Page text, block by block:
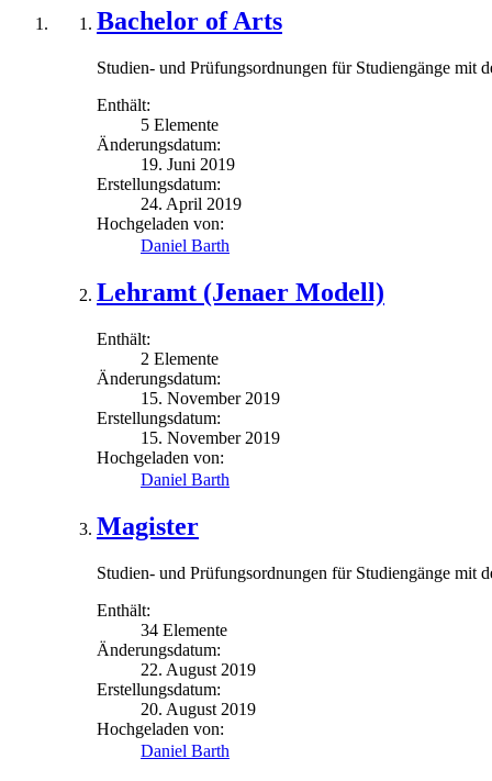
Bachelor of Arts
Studien- und Prüfungsordnungen für Studiengänge mit
Enthält:
5 Elemente
Änderungsdatum:
19. Juni 2019
Erstellungsdatum:
24. April 2019
Hochgeladen von:
Daniel Barth
Lehramt (Jenaer Modell)
Enthält:
2 Elemente
Änderungsdatum:
15. November 2019
Erstellungsdatum:
15. November 2019
Hochgeladen von:
Daniel Barth
Magister
Studien- und Prüfungsordnungen für Studiengänge mit
Enthält:
34 Elemente
Änderungsdatum:
22. August 2019
Erstellungsdatum:
20. August 2019
Hochgeladen von:
Daniel Barth